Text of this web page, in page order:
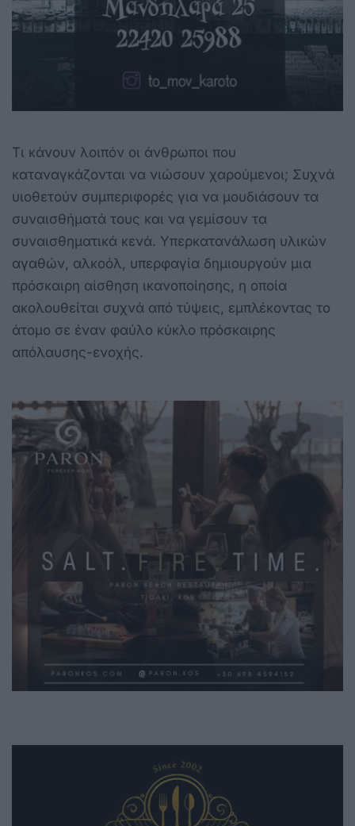
Τι κάνουν λοιπόν οι άνθρωποι που
καταναγκάζονται να νιώσουν χαρούμενοι; Συχνά
υιοθετούν συμπεριφορές για να μουδιάσουν τα
συναισθήματά τους και να γεμίσουν τα
συναισθηματικά κενά. Υπερκατανάλωση υλικών
αγαθών, αλκοόλ, υπερφαγία δημιουργούν μια
πρόσκαιρη αίσθηση ικανοποίησης, η οποία
ακολουθείται συχνά από τύψεις, εμπλέκοντας το
άτομο σε έναν φαύλο κύκλο πρόσκαιρης
απόλαυσης-ενοχής.